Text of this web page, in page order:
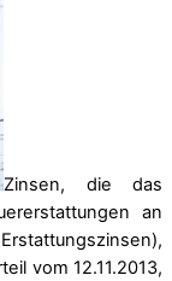
Zinsen, die das
an
vom 12.11.2013,